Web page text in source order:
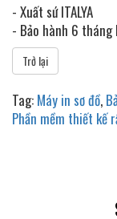
- Xuất sứ ITALYA
- Bảo hành 6 tháng
Trở lại
Tag: Máy in sơ đồ,
Phần mềm thiết kế